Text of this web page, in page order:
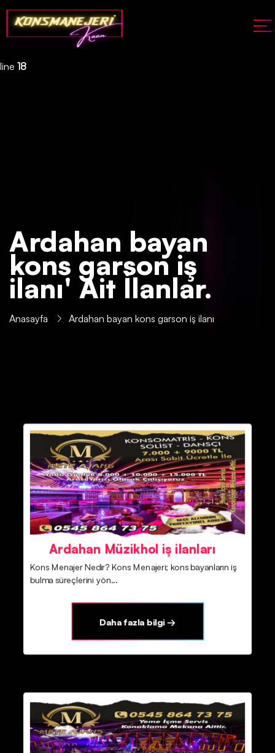
Deprecated: json_decode(): Passing null to parameter #1 ($json)
of type string is deprecated in
/home/konsmenajericom/public_html/api/kontrol/etiket.php
line 18
Ardahan bayan
kons garson iş
ilanı' Ait İlanlar.
Anasayfa Ardahan bayan kons garson iş ilanı
Ardahan Müzikhol iş ilanları
Kons Menajer Nedir? Kons Menajeri; kons bayanların iş
bulma süreçlerini yön...
Daha fazla bilgi →